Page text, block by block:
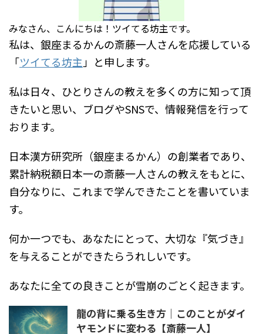
みなさん、こんにちは！ツイてる坊主です。
私は、銀座まるかんの斎藤一人さんを応援している
「ツイてる坊主 」と申します。
私は日々、ひとりさんの教えを多くの方に知って頂
きたいと思い、ブログやSNSで、情報発信を行って
おります。
日本漢方研究所（銀座まるかん）の創業者であり、
累計納税額日本一の斎藤一人さんの教えをもとに、
自分なりに、これまで学んできたことを書いていま
す。
何か一つでも、あなたにとって、大切な『気づき』
を与えることができたらうれしいです。
あなたに全ての良きことが雪崩のごとく起きます。
龍の背に乗る生き方｜このことがダイ
ヤモンドに変わる【斎藤一人】